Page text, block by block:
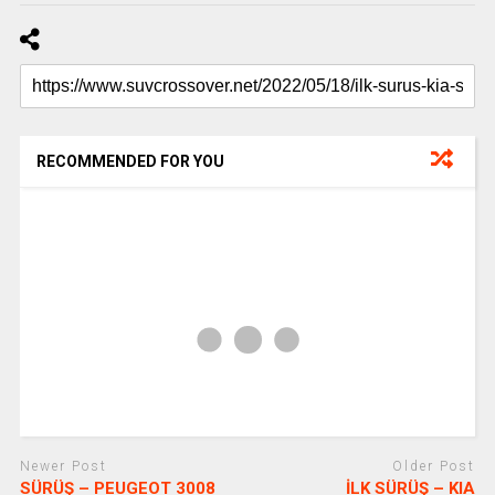
RECOMMENDED FOR YOU
Newer Post
SÜRÜŞ – PEUGEOT 3008
Older Post
İLK SÜRÜŞ – KIA